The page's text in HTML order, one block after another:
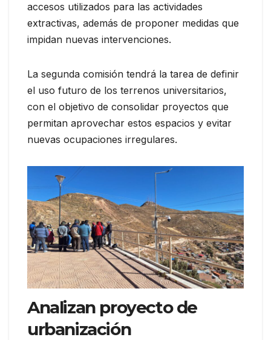
accesos utilizados para las actividades
extractivas, además de proponer medidas que
impidan nuevas intervenciones.
La segunda comisión tendrá la tarea de definir
el uso futuro de los terrenos universitarios,
con el objetivo de consolidar proyectos que
permitan aprovechar estos espacios y evitar
nuevas ocupaciones irregulares.
Analizan proyecto de
urbanización